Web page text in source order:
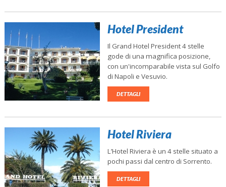
Hotel President
Il Grand Hotel President 4 stelle
gode di una magnifica posizione,
con un'incomparabile vista sul Golfo
di Napoli e Vesuvio.
DETTAGLI
Hotel Riviera
L’Hotel Riviera è un 4 stelle situato a
pochi passi dal centro di Sorrento.
DETTAGLI